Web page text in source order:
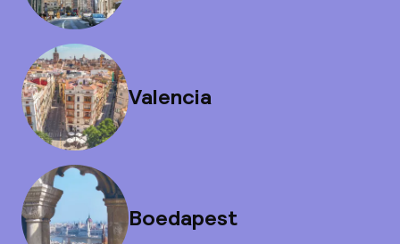
Valencia
Boedapest